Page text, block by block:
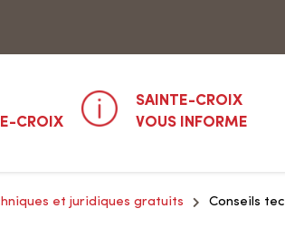
CROIX
SAINTE-CROIX
VOUS INFORME
et juridiques gratuits Conseils